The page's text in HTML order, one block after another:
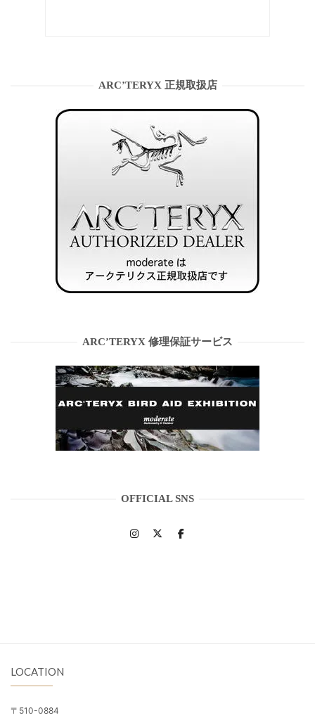
ARC’TERYX 正規取扱店
ARC’TERYX 修理保証サービス
OFFICIAL SNS
LOCATION
〒510-0884